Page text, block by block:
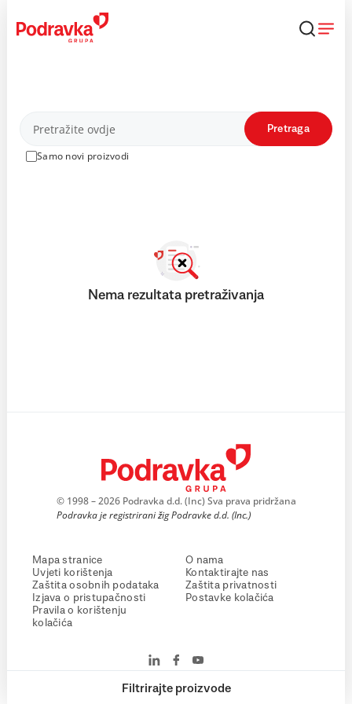
content
Proizvodi
Samo novi proizvodi
Pretraga
Filtrirajte proizvode
Nema rezultata pretraživanja
© 1998 – 2026 Podravka d.d. (Inc) Sva prava pridržana
Podravka je registrirani žig Podravke d.d. (Inc.)
Mapa stranice
Uvjeti korištenja
Zaštita osobnih podataka
Izjava o pristupačnosti
Pravila o korištenju
kolačića
O nama
Kontaktirajte nas
Zaštita privatnosti
Postavke kolačića